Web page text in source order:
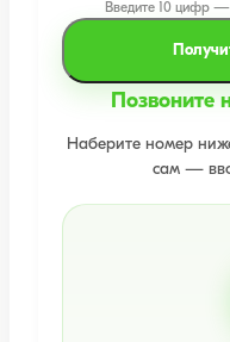
Введите 10 цифр
Позвоните
Наберите номер
сам —